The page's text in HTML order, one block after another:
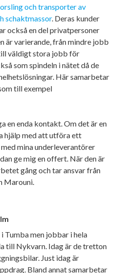
och transporter av
schaktmassor. Deras kunder
också en del privatpersoner
är varierande, från mindre jobb
väldigt stora jobb för
som spindeln i nätet då de
Här samarbetar
till exempel
en enda kontakt. Om det är en
hjälp med att utföra ett
mina underleverantörer
ge mig en offert. När den är
gång och tar ansvar från
Marouni.
Tumba men jobbar i hela
till Nykvarn. Idag är de tretton
Just idag är
Bland annat samarbetar